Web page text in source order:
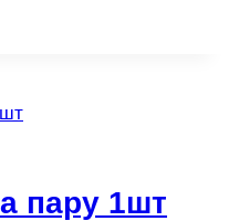
пару 1шт